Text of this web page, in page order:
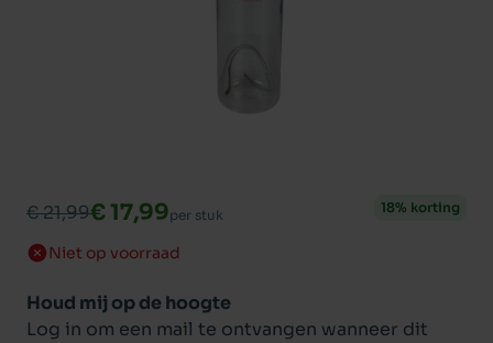
€ 21,99€ 17,99per stuk 18% korting
Niet op voorraad
Houd mij op de hoogte
Log in om een mail te ontvangen wanneer dit